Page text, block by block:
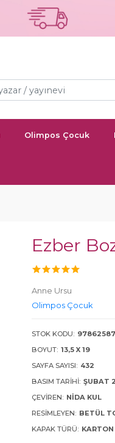
Olimpos Çocuk
Ezber
Anne Ursu
Olimpos Çocuk
STOK KODU:
BOYUT: 13,5 X 19
SAYFA SAYISI: 432
BASIM TARIHI: ŞUBAT
ÇEVIREN: NIDA KUL
RESIMLEYEN: BETÜL
KAPAK TÜRÜ: